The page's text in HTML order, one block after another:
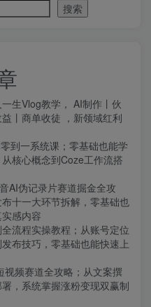
搜索
生Vlog教学， AI制作丨伙
丨商单收徒 ，新领域红利
到一系统课；零基础也能学
核心概念到Coze工作流搭
AI伪记录片赛道掘金全攻
十一大环节拆解，零基础也
感内容
流程实操教程；从账号定位
布技巧，零基础也能快速上
视频赛道全攻略；从文案撰
，系统掌握涨粉变现双赢制